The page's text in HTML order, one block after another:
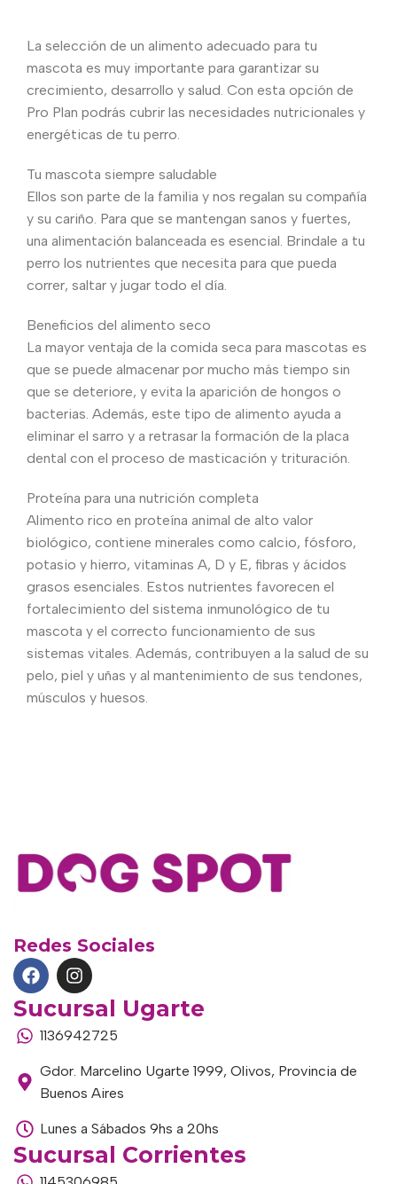
La selección de un alimento adecuado para tu
mascota es muy importante para garantizar su
crecimiento, desarrollo y salud. Con esta opción de
Pro Plan podrás cubrir las necesidades nutricionales y
energéticas de tu perro.
Tu mascota siempre saludable
Ellos son parte de la familia y nos regalan su compañía
y su cariño. Para que se mantengan sanos y fuertes,
una alimentación balanceada es esencial. Brindale a tu
perro los nutrientes que necesita para que pueda
correr, saltar y jugar todo el día.
Beneficios del alimento seco
La mayor ventaja de la comida seca para mascotas es
que se puede almacenar por mucho más tiempo sin
que se deteriore, y evita la aparición de hongos o
bacterias. Además, este tipo de alimento ayuda a
eliminar el sarro y a retrasar la formación de la placa
dental con el proceso de masticación y trituración.
Proteína para una nutrición completa
Alimento rico en proteína animal de alto valor
biológico, contiene minerales como calcio, fósforo,
potasio y hierro, vitaminas A, D y E, fibras y ácidos
grasos esenciales. Estos nutrientes favorecen el
fortalecimiento del sistema inmunológico de tu
mascota y el correcto funcionamiento de sus
sistemas vitales. Además, contribuyen a la salud de su
pelo, piel y uñas y al mantenimiento de sus tendones,
músculos y huesos.
Redes Sociales
Sucursal Ugarte
1136942725
Gdor. Marcelino Ugarte 1999, Olivos, Provincia de
Buenos Aires
Lunes a Sábados 9hs a 20hs
Sucursal Corrientes